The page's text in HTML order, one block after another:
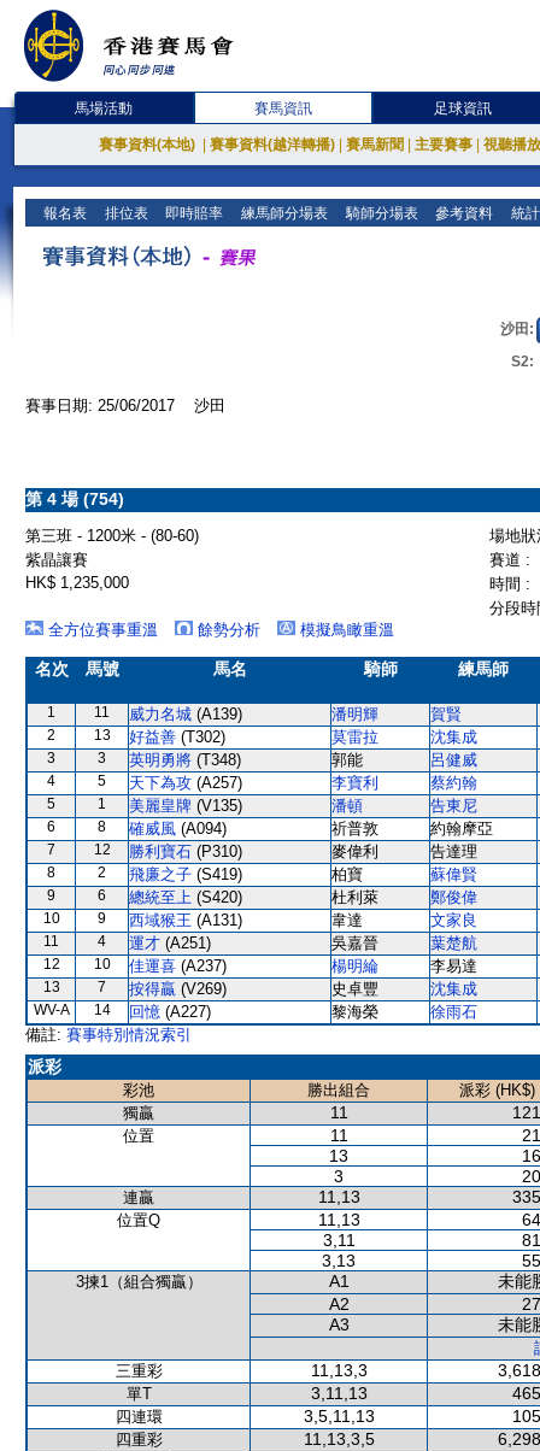
馬場活動 賽馬資訊 足球資訊
賽事資料(本地) 賽事資料(越洋轉播) 賽馬新聞 主要賽事 視聽播
報名表 排位表 即時賠率 練馬師分場表 騎師分場表 參考資料 統
沙田:
S2:
賽事日期: 25/06/2017 沙田
第 4 場 (754)
第三班 - 1200米 - (80-60)
場地
紫晶讓賽
賽道 :
HK$ 1,235,000
時間 :
分段
全方位賽事重溫
餘勢分析 模擬鳥瞰重溫
名次 馬號 馬名 騎師 練馬師
1 11 威力名城 (A139) 潘明輝 賀賢
2 13 好益善 (T302) 莫雷拉 沈集成
3 3 英明勇將 (T348) 郭能 呂健威
4 5 天下為攻 (A257) 李寶利 蔡約翰
5 1 美麗皇牌 (V135) 潘頓 告東尼
6 8 確威風 (A094) 祈普敦 約翰摩亞
7 12 勝利寶石 (P310) 麥偉利 告達理
8 2 飛廉之子 (S419) 柏寶 蘇偉賢
9 6 總統至上 (S420) 杜利萊 鄭俊偉
10 9 西域猴王 (A131) 韋達 文家良
11 4 運才 (A251) 吳嘉晉 葉楚航
12 10 佳運喜 (A237) 楊明綸 李易達
13 7 按得贏 (V269) 史卓豐 沈集成
WV-A 14 回憶 (A227) 黎海榮
徐雨石
備註: 賽事特別情況索引
派彩
彩池 勝出組合
派彩 (HK$)
獨贏
11
位置 11
13
3
連贏 11,13
位置Q 11,13
3,11
3,13
3揀1（組合獨贏） A1
未能
A2
A3
未能
三重彩
11,13,3
單T 3,11,13
四連環 3,5,11,13
四重彩 11,13,3,5